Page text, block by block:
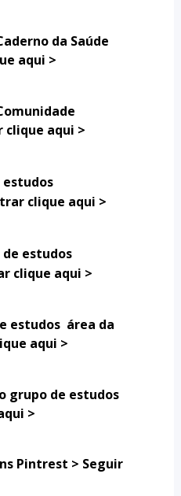
da Saúde
aqui >
clique aqui >
estudos
clique aqui >
de estudos
clique aqui >
estudos área da
aqui >
grupo de estudos
>
Pintrest > Seguir